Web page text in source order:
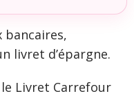
bancaires,
livret d’épargne.
Livret Carrefour